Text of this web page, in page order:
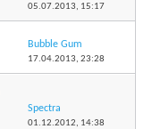
05.07.2013, 15:17
Bubble Gum
17.04.2013, 23:28
Spectra
01.12.2012, 14:38